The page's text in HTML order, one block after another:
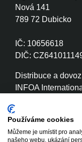
Nová 141
789 72 Dubicko
IČ: 10656618
DIČ:
Distribuce a
INFOA
IČ: 26870886
Používáme cookies
Můžeme je umístit pro
našeho webu, ukázání